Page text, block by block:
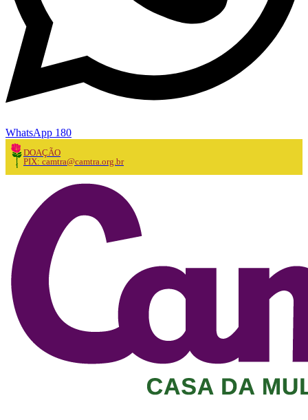
WhatsApp 180
DOAÇÃO
PIX: camtra@camtra.org.br